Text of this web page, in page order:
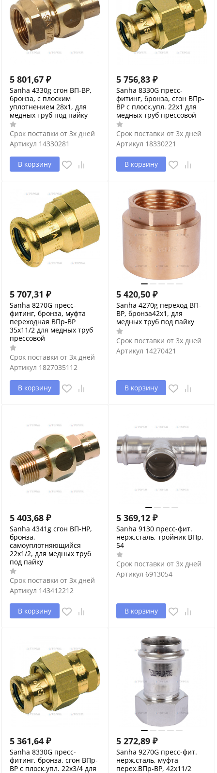
5 801,67 ₽
Sanha 4330g сгон ВП-ВР,
бронза, с плоским
уплотнением 28x1, для
медных труб под пайку
Срок поставки от 3х дней
Артикул 14330281
В корзину
5 756,83 ₽
Sanha 8330G пресс-
фитинг, бронза, сгон ВПр-
ВР с плоск.упл. 22x1 для
медных труб прессовой
Срок поставки от 3х дней
Артикул 18330221
В корзину
5 707,31 ₽
Sanha 8270G пресс-
фитинг, бронза, муфта
переходная ВПр-ВР
35x11/2 для медных труб
прессовой
Срок поставки от 3х дней
Артикул 1827035112
В корзину
5 420,50 ₽
Sanha 4270g переход ВП-
ВР, бронза42x1, для
медных труб под пайку
Срок поставки от 3х дней
Артикул 14270421
В корзину
5 403,68 ₽
Sanha 4341g сгон ВП-НР,
бронза,
самоуплотняющийся
22x1/2, для медных труб
под пайку
Срок поставки от 3х дней
Артикул 143412212
В корзину
5 369,12 ₽
Sanha 9130 пресс-фит.
нерж.сталь, тройник ВПр,
54
Срок поставки от 3х дней
Артикул 6913054
В корзину
5 361,64 ₽
Sanha 8330G пресс-
фитинг, бронза, сгон ВПр-
ВР с плоск.упл. 22x3/4 для
5 272,89 ₽
Sanha 9270G пресс-фит.
нерж.сталь, муфта
перех.ВПр-ВР, 42x11/2